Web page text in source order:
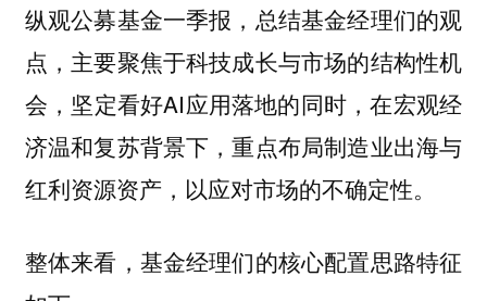
纵观公募基金一季报，总结基金经理们的观
点，主要聚焦于科技成长与市场的结构性机
会，坚定看好AI应用落地的同时，在宏观经
济温和复苏背景下，重点布局制造业出海与
红利资源资产，以应对市场的不确定性。
整体来看，基金经理们的核心配置思路特征